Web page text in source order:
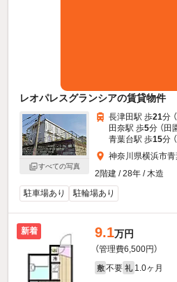
レオパレスグランシアの賃貸物件
すべての写真
長津田駅 歩21分
田奈駅 歩5分 （田
青葉台駅 歩15分
神奈川県横浜市
2階建 / 28年 / 木造
駐車場あり
駐輪場あり
新着 9.1万円
（管理費6,500円）
敷 不要 礼 1.0ヶ月